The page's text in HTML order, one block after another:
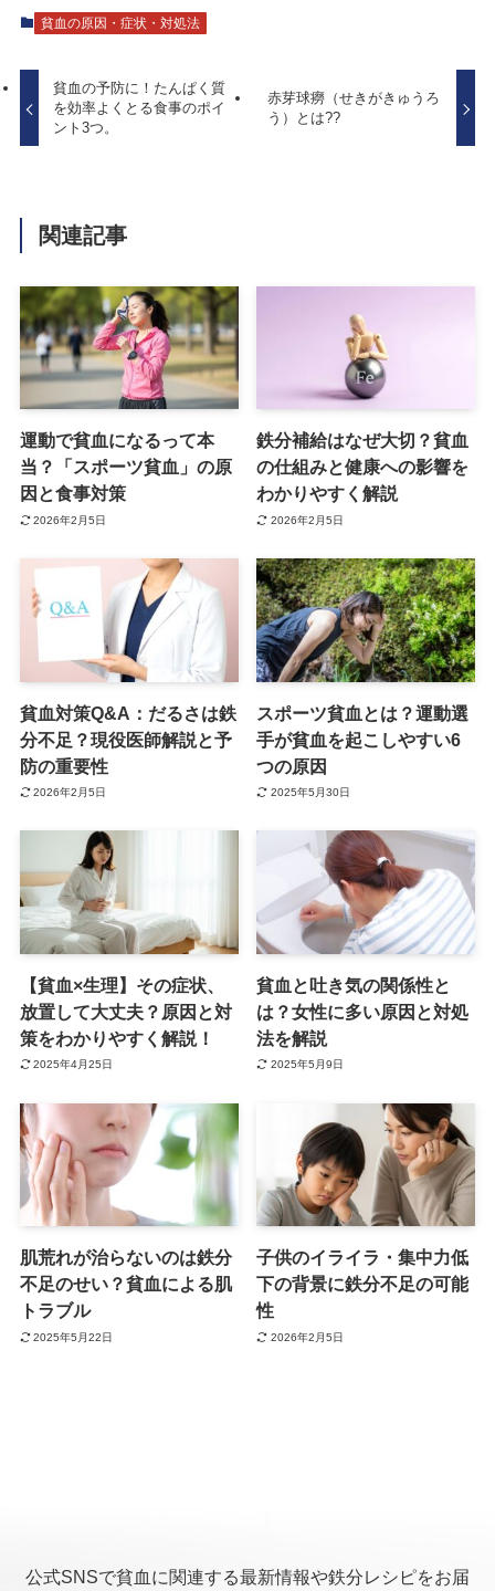
貧血の原因・症状・対処法
貧血の予防に！たんぱく質
を効率よくとる食事のポイ
ント3つ。
赤芽球癆（せきがきゅうろ
う）とは??
関連記事
運動で貧血になるって本
当？「スポーツ貧血」の原
因と食事対策
2026年2月5日
鉄分補給はなぜ大切？貧血
の仕組みと健康への影響を
わかりやすく解説
2026年2月5日
貧血対策Q&A：だるさは鉄
分不足？現役医師解説と予
防の重要性
2026年2月5日
スポーツ貧血とは？運動選
手が貧血を起こしやすい6
つの原因
2025年5月30日
【貧血×生理】その症状、
放置して大丈夫？原因と対
策をわかりやすく解説！
2025年4月25日
貧血と吐き気の関係性と
は？女性に多い原因と対処
法を解説
2025年5月9日
肌荒れが治らないのは鉄分
不足のせい？貧血による肌
トラブル
2025年5月22日
子供のイライラ・集中力低
下の背景に鉄分不足の可能
性
2026年2月5日
公式SNSで貧血に関連する最新情報や鉄分レシピをお届